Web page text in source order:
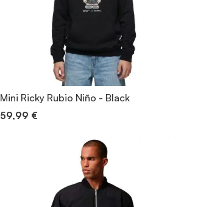
Mini Ricky Rubio Niño - Black
59,99 €